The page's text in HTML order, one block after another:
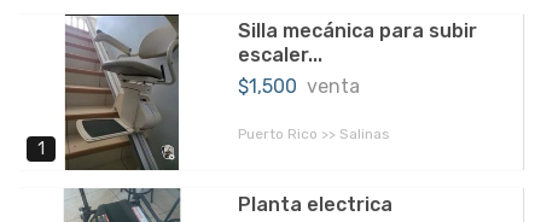
1
Silla mecánica para subir
escaler...
$1,500 venta
Puerto Rico >> Salinas
Planta electrica